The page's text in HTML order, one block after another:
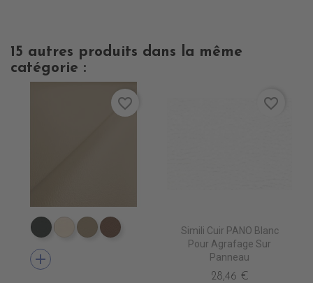
15 autres produits dans la même
catégorie :
EN7005 VERT ANGLAIS
EN7001 CREME
EN7002 BEIGE
EN7003 BRUN
add
favorite_border
Simili Cuir PANO Blanc
Pour Agrafage Sur
Panneau
28,46 €
favorite_border